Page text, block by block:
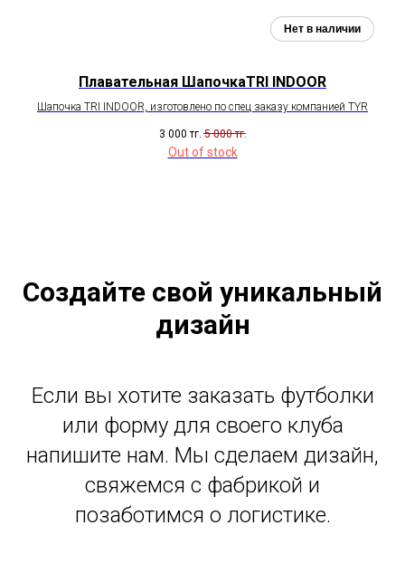
Плавательная ШапочкаTRI INDOOR
Шапочка TRI INDOOR, изготовлено по спец заказу компанией TYR
3 000 тг. 5 000 тг.
Out of stock
Создайте свой уникальный
дизайн
Если вы хотите заказать футболки
или форму для своего клуба
напишите нам. Мы сделаем дизайн,
свяжемся с фабрикой и
позаботимся о логистике.